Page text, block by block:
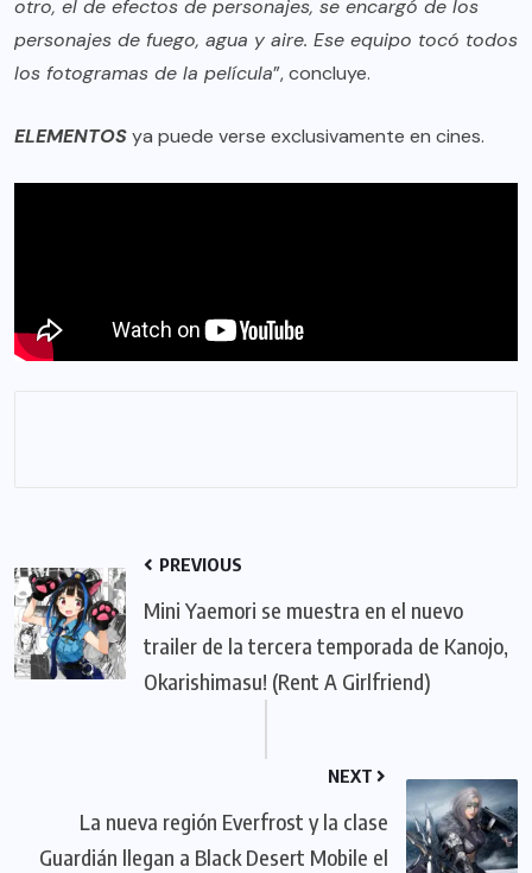
otro, el de efectos de personajes, se encargó de los
personajes de fuego, agua y aire. Ese equipo tocó todos
los fotogramas de la película”, concluye.
ELEMENTOSya puede verse exclusivamente en cines.
PREVIOUS
Mini Yaemori se muestra en el nuevo
trailer de la tercera temporada de Kanojo,
Okarishimasu! (Rent A Girlfriend)
NEXT
La nueva región Everfrost y la clase
Guardián llegan a Black Desert Mobile el